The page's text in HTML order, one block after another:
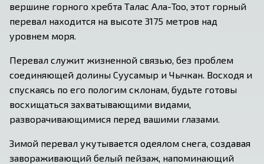
вершине горного хребта Талас Ала-Тоо, этот горный
перевал находится на высоте 3175 метров над
уровнем моря.
Перевал служит жизненной связью, без проблем
соединяющей долины Суусамыр и Чычкан. Восходя и
спускаясь по его пологим склонам, будьте готовы
восхищаться захватывающими видами,
разворачивающимися перед вашими глазами.
Зимой перевал укутывается одеялом снега, создавая
завораживающий белый пейзаж, напоминающий